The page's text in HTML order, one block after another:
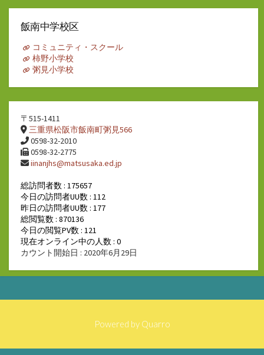
イ
飯南中学校区
コミュニティ・スクール
柿野小学校
粥見小学校
〒515-1411
三重県松阪市飯南町粥見566
0598-32-2010
0598-32-2775
iinanjhs@matsusaka.ed.jp
総訪問者数 : 175657
今日の訪問者UU数 : 112
昨日の訪問者UU数 : 177
総閲覧数 : 870136
今日の閲覧PV数 : 121
現在オンライン中の人数 : 0
カウント開始日 : 2020年6月29日
Powered by Quarro